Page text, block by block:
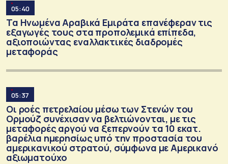
05:40
Τα Ηνωμένα Αραβικά Εμιράτα επανέφεραν τις
εξαγωγές τους στα προπολεμικά επίπεδα,
αξιοποιώντας εναλλακτικές διαδρομές
μεταφοράς
05:37
Οι ροές πετρελαίου μέσω των Στενών του
Ορμούζ συνέχισαν να βελτιώνονται, με τις
μεταφορές αργού να ξεπερνούν τα 10 εκατ.
βαρέλια ημερησίως υπό την προστασία του
αμερικανικού στρατού, σύμφωνα με Αμερικανό
αξιωματούχο